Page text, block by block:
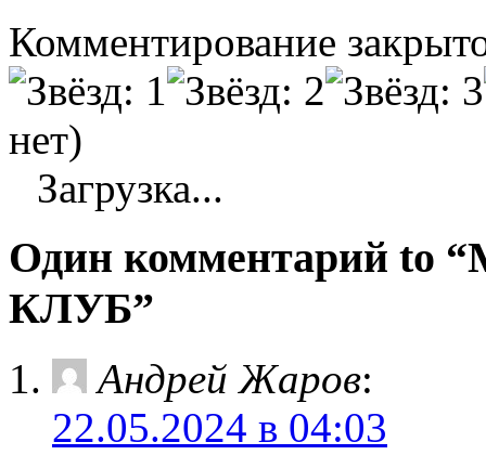
Комментирование
нет)
Загрузка...
Один комментарий
КЛУБ”
Андрей Жаров:
22.05.2024 в 04:03